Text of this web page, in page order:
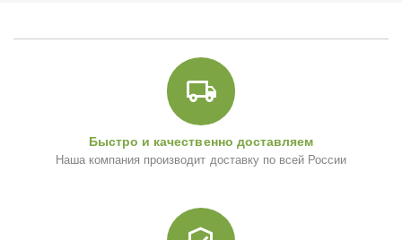
Быстро и качественно доставляем
Наша компания производит доставку по всей России